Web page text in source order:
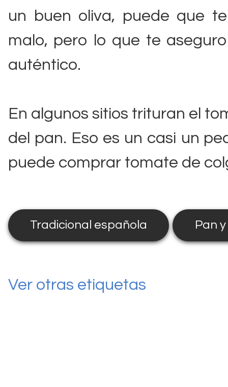
un buen oliva, puede que
malo, pero lo que te
auténtico.
En algunos sitios trituran el
del pan. Eso es un casi un
puede comprar tomate de
Tradicional española Pan
Ver otras etiquetas